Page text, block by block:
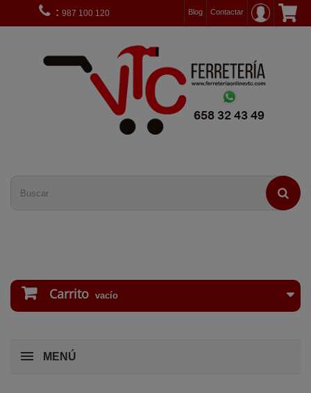
Contactar
: 987 100 120 Blog
Carrito vacío
MENÚ